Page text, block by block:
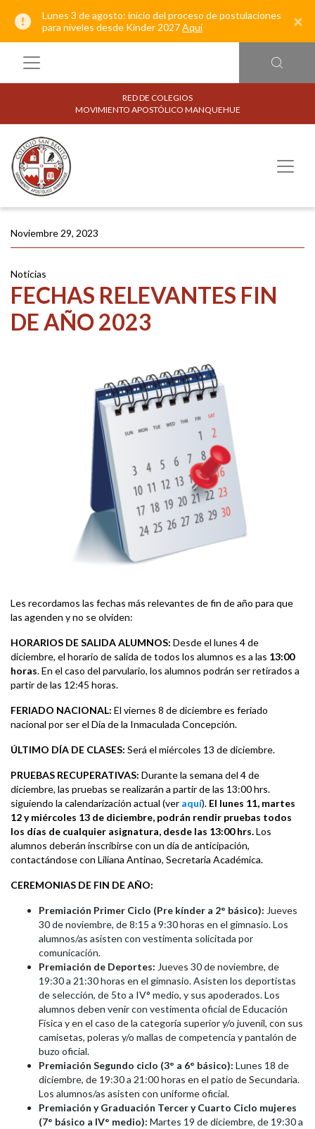
Lunes 3 de agosto: inicio del proceso de postulaciones
para niveles desde Kínder 2027Aquí ×
RED DE COLEGIOS
MOVIMIENTO APOSTÓLICO MANQUEHUE
Noviembre 29, 2023
Noticias
FECHAS RELEVANTES FIN
DE AÑO 2023
Les recordamos las fechas más relevantes de fin de año para que
las agenden y no se olviden:
HORARIOS DE SALIDA ALUMNOS: Desde el lunes 4 de
diciembre, el horario de salida de todos los alumnos es a las 13:00
horas. En el caso del parvulario, los alumnos podrán ser retirados a
partir de las 12:45 horas.
FERIADO NACIONAL: El viernes 8 de diciembre es feriado
nacional por ser el Día de la Inmaculada Concepción.
ÚLTIMO DÍA DE CLASES: Será el miércoles 13 de diciembre.
PRUEBAS RECUPERATIVAS: Durante la semana del 4 de
diciembre, las pruebas se realizarán a partir de las 13:00 hrs.
siguiendo la calendarización actual (ver aquí). El lunes 11, martes
12 y miércoles 13 de diciembre, podrán rendir pruebas todos
los días de cualquier asignatura, desde las 13:00 hrs.Los
alumnos deberán inscribirse con un día de anticipación,
contactándose con Liliana Antinao, Secretaria Académica.
CEREMONIAS DE FIN DE AÑO:
Premiación Primer Ciclo (Pre kínder a 2° básico): Jueves
30 de noviembre, de 8:15 a 9:30 horas en el gimnasio. Los
alumnos/as asisten con vestimenta solicitada por
comunicación.
Premiación de Deportes: Jueves 30 de noviembre, de
19:30 a 21:30 horas en el gimnasio. Asisten los deportistas
de selección, de 5to a IV° medio, y sus apoderados. Los
alumnos deben venir con vestimenta oficial de Educación
Física y en el caso de la categoría superior y/o juvenil, con sus
camisetas, poleras y/o mallas de competencia y pantalón de
buzo oficial.
Premiación Segundo ciclo (3° a 6° básico): Lunes 18 de
diciembre, de 19:30 a 21:00 horas en el patio de Secundaria.
Los alumnos/as asisten con uniforme oficial.
Premiación y Graduación Tercer y Cuarto Ciclo mujeres
(7° básico a IV° medio): Martes 19 de diciembre, de 19:30 a